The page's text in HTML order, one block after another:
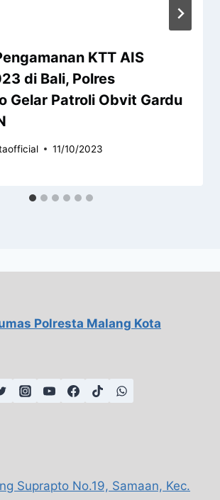
KTT AIS
di Bali, Polres
Gelar Patroli Obvit Gardu
11/10/2023
Polresta Malang Kota
Suprapto No.19, Samaan, Kec.